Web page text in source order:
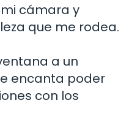
cámara y
que me rodea.
a un
encanta poder
con los